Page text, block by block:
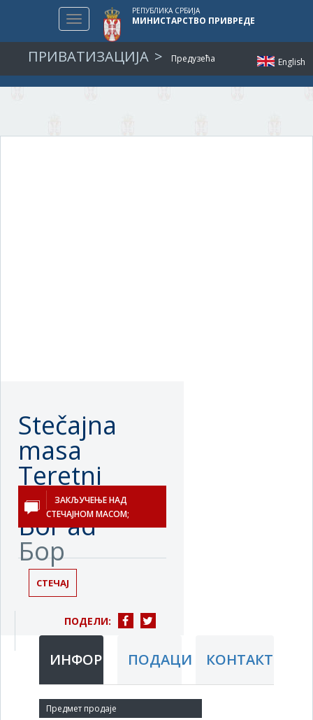
English
Toggle
navigation
РЕПУБЛИКА СРБИЈА
МИНИСТАРСТВО ПРИВРЕДЕ
ПРИВАТИЗАЦИЈА Предузећа
Stečajna
masa
Teretni
transport
Bor ad
Бор
ЗАКЉУЧЕЊЕ НАД
СТЕЧАЈНОМ МАСОМ;
СТЕЧАЈ
ПОДЕЛИ:
ИНФОРМАЦИЈЕПОДАЦИ КОНТАКТ
Краћи назив: